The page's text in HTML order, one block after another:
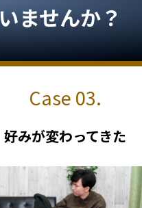
ませんか？
好みが変わってきた